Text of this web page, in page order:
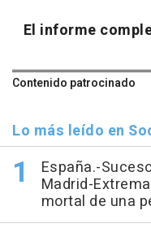
El informe
Contenido patrocinado
Lo más leído en
España.-
Madrid-
mortal de una